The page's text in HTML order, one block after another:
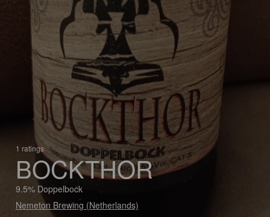
1 ratings
BOCKTHOR
9.5% Doppelbock
Nemeton Brewing (Netherlands)